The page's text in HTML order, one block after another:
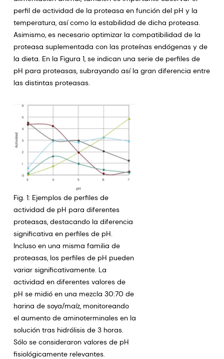
perfil de actividad de la proteasa en función del pH y la
temperatura, así como la estabilidad de dicha proteasa.
Asimismo, es necesario optimizar la compatibilidad de la
proteasa suplementada con las proteínas endógenas y de
la dieta. En la Figura 1, se indican una serie de perfiles de
pH para proteasas, subrayando así la gran diferencia entre
las distintas proteasas.
Fig. 1: Ejemplos de perfiles de
actividad de pH para diferentes
proteasas, destacando la diferencia
significativa en perfiles de pH.
Incluso en una misma familia de
proteasas, los perfiles de pH pueden
variar significativamente. La
actividad en diferentes valores de
pH se midió en una mezcla 30:70 de
harina de soya/maíz, monitoreando
el aumento de aminoterminales en la
solución tras hidrólisis de 3 horas.
Sólo se consideraron valores de pH
fisiológicamente relevantes.